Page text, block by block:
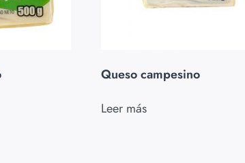
Queso campesino
Leer más